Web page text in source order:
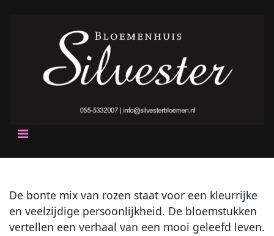
De bonte mix van rozen staat voor een kleurrijke
en veelzijdige persoonlijkheid. De bloemstukken
vertellen een verhaal van een mooi geleefd leven.